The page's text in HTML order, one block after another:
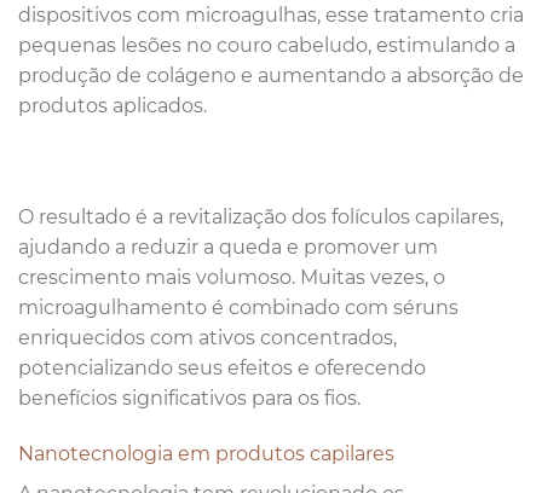
dispositivos com microagulhas, esse tratamento cria
pequenas lesões no couro cabeludo, estimulando a
produção de colágeno e aumentando a absorção de
produtos aplicados.
O resultado é a revitalização dos folículos capilares,
ajudando a reduzir a queda e promover um
crescimento mais volumoso. Muitas vezes, o
microagulhamento é combinado com séruns
enriquecidos com ativos concentrados,
potencializando seus efeitos e oferecendo
benefícios significativos para os fios.
Nanotecnologia em produtos capilares